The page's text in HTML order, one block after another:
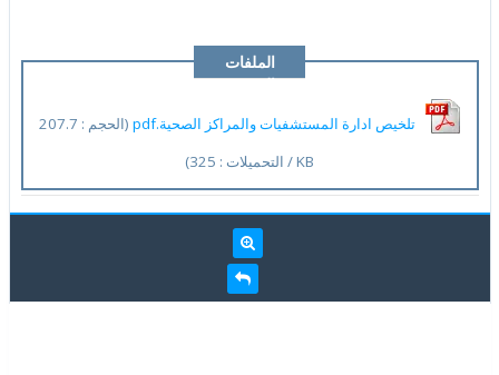
الملفات
المرفقة
تلخيص ادارة المستشفيات والمراكز الصحية.pdf
(الحجم : 207.7
KB / التحميلات : 325)